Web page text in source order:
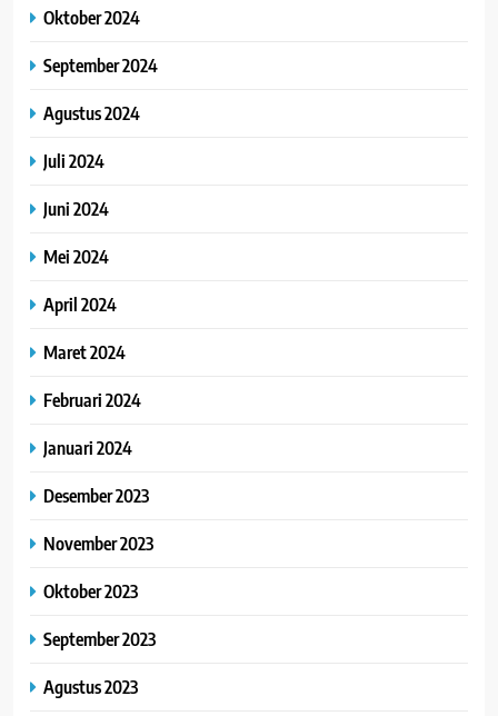
Oktober 2024
September 2024
Agustus 2024
Juli 2024
Juni 2024
Mei 2024
April 2024
Maret 2024
Februari 2024
Januari 2024
Desember 2023
November 2023
Oktober 2023
September 2023
Agustus 2023